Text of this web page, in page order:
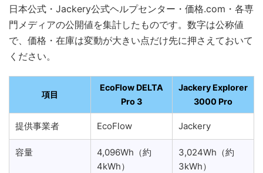
日本公式・Jackery公式ヘルプセンター・価格.com・各専
門メディアの公開値を集計したものです。数字は公称値
で、価格・在庫は変動が大きい点だけ先に押さえておいて
ください。
項目
EcoFlow DELTA
Pro 3
Jackery Explorer
3000 Pro
提供事業者 EcoFlow Jackery
容量
4,096Wh（約
4kWh）
3,024Wh（約
3kWh）